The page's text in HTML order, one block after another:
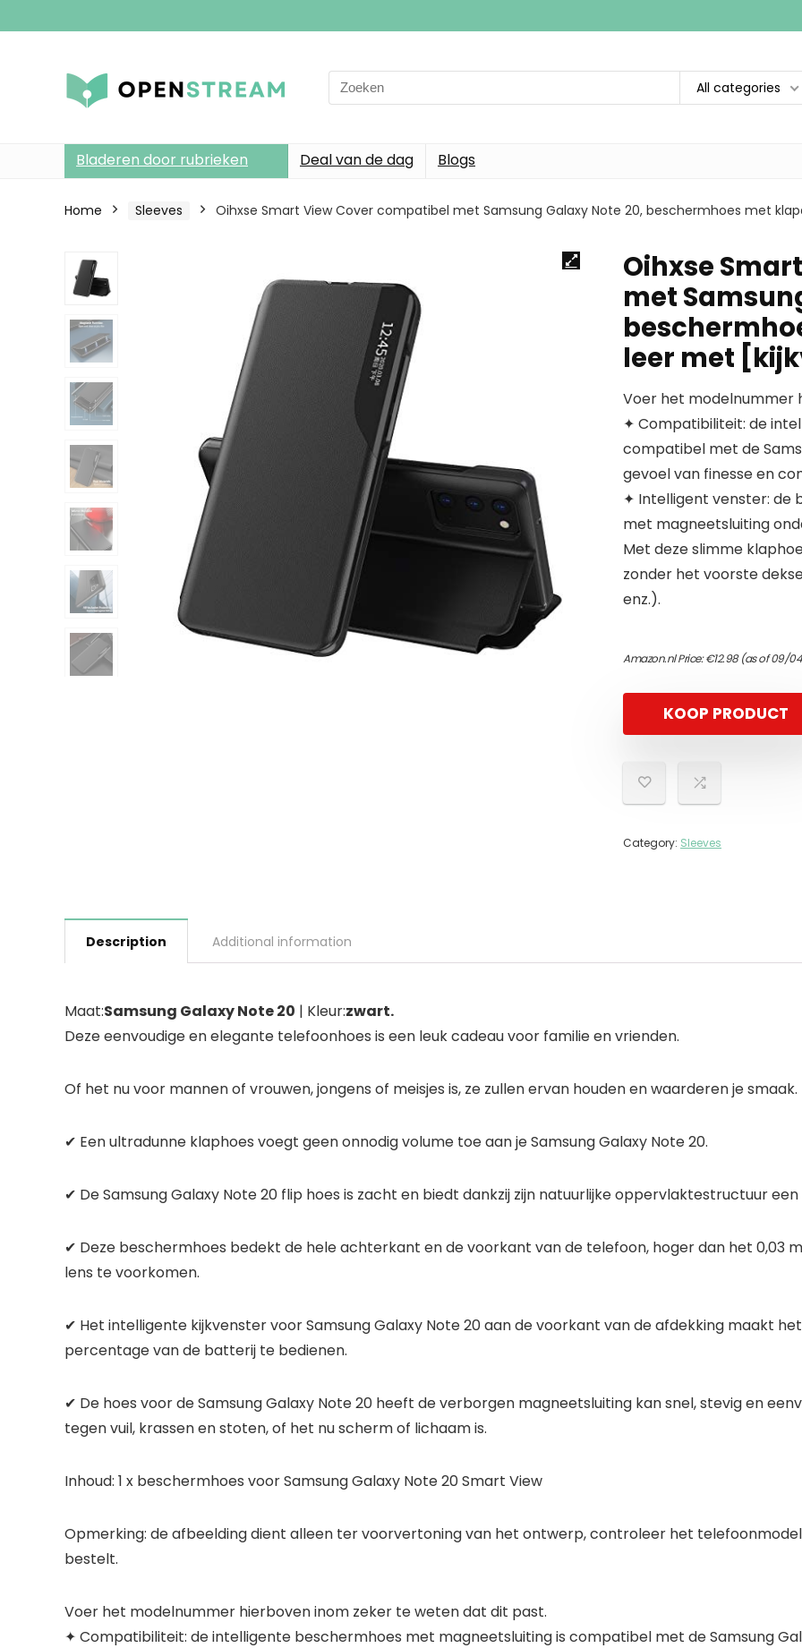
Search
for:
All categories
Bladeren door rubrieken Deal van de dag Blogs
Home Sleeves Oihxse Smart View Cover compatibel met Samsung Galaxy Note 20, beschermhoes met
Oihxse
met
leer met
Voer het modelnummer
✦ Compatibiliteit: de
compatibel met de
gevoel van finesse en
✦ Intelligent venster: de
met magneetsluiting
Met deze slimme
zonder het voorste
enz.).
Amazon.nl Price:€12.98(as of 09/
KOOP PRODUCT
Category: Sleeves
Description Additional information
Maat:Samsung Galaxy Note 20 | Kleur:zwart.
Deze eenvoudige en elegante telefoonhoes is een leuk cadeau voor familie en vrienden.
Of het nu voor mannen of vrouwen, jongens of meisjes is, ze zullen ervan houden en waarderen je smaak.
✔ Een ultradunne klaphoes voegt geen onnodig volume toe aan je Samsung Galaxy Note 20.
✔ De Samsung Galaxy Note 20 flip hoes is zacht en biedt dankzij zijn natuurlijke oppervlaktestructuur
✔ Deze beschermhoes bedekt de hele achterkant en de voorkant van de telefoon, hoger dan het 0,03
lens te voorkomen.
✔ Het intelligente kijkvenster voor Samsung Galaxy Note 20 aan de voorkant van de afdekking maakt
percentage van de batterij te bedienen.
✔ De hoes voor de Samsung Galaxy Note 20 heeft de verborgen magneetsluiting kan snel, stevig en
tegen vuil, krassen en stoten, of het nu scherm of lichaam is.
Inhoud: 1 x beschermhoes voor Samsung Galaxy Note 20 Smart View
Opmerking: de afbeelding dient alleen ter voorvertoning van het ontwerp, controleer het
bestelt.
Voer het modelnummer hierboven inom zeker te weten dat dit past.
✦ Compatibiliteit: de intelligente beschermhoes met magneetsluiting is compatibel met de Samsung